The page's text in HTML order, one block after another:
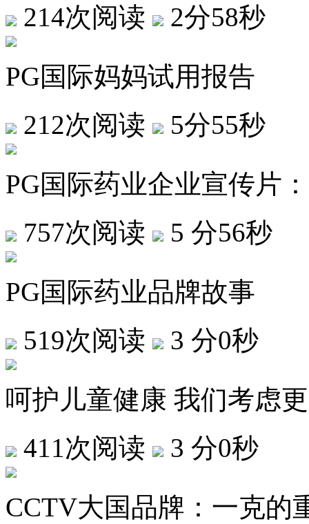
214次阅读
2分58秒
PG国际妈妈试用报告
212次阅读
5分55秒
PG国际药业企业宣传片
757次阅读
5 分56秒
PG国际药业品牌故事
519次阅读
3 分0秒
呵护儿童健康 我们考虑
411次阅读
3 分0秒
CCTV大国品牌：一克的